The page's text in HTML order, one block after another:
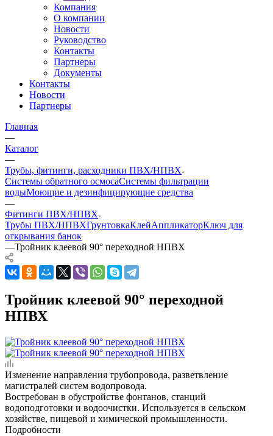
Компания
О компании
Новости
Руководство
Контакты
Партнеры
Документы
Контакты
Новости
Партнеры
Главная
—
Каталог
—
Трубы, фитинги, расходники ПВХ/НПВХ
Системы обратного осмосаСистемы фильтрации
водыМоющие и дезинфицирующие средства
—
Фитинги ПВХ/НПВХ
Трубы ПВХ/НПВХГрунтовкаКлейАппликаторКлюч для
открывания банок
—Тройник клеевой 90° переходной НПВХ
Тройник клеевой 90° переходной
НПВХ
Изменение направления трубопровода, разветвление
магистралей систем водопровода.
Востребован в обустройстве фонтанов, станций
водоподготовки и водоочистки. Используется в сельском
хозяйстве, пищевой и химической промышленности.
Подробности